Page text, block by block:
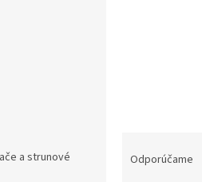
a strunové
Odporúčame